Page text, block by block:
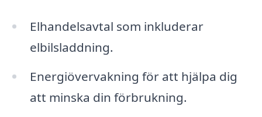
Elhandelsavtal som inkluderar
elbilsladdning.
Energiövervakning för att hjälpa dig
att minska din förbrukning.